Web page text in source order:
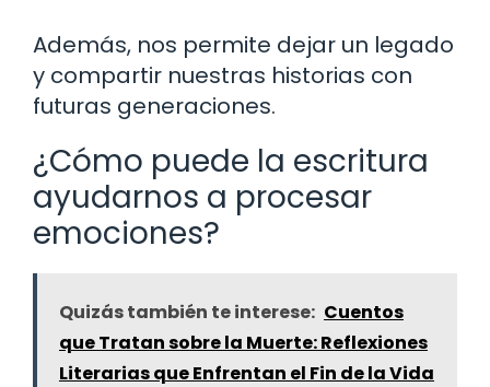
Además, nos permite dejar un legado
y compartir nuestras historias con
futuras generaciones.
¿Cómo puede la escritura
ayudarnos a procesar
emociones?
Quizás también te interese: Cuentos
que Tratan sobre la Muerte: Reflexiones
Literarias que Enfrentan el Fin de la Vida